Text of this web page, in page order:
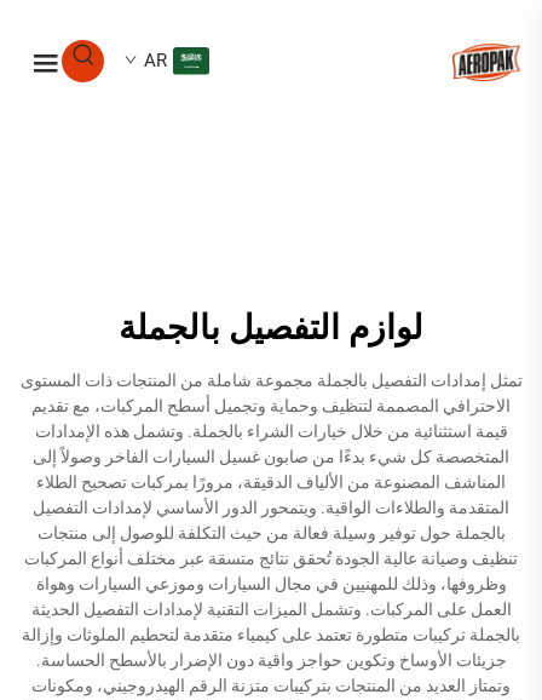
AR
لوازم التفصيل بالجملة
تمثل إمدادات التفصيل بالجملة مجموعة شاملة من المنتجات ذات المستوى
الاحترافي المصممة لتنظيف وحماية وتجميل أسطح المركبات، مع تقديم
قيمة استثنائية من خلال خيارات الشراء بالجملة. وتشمل هذه الإمدادات
المتخصصة كل شيء بدءًا من صابون غسيل السيارات الفاخر وصولاً إلى
المناشف المصنوعة من الألياف الدقيقة، مرورًا بمركبات تصحيح الطلاء
المتقدمة والطلاءات الواقية. ويتمحور الدور الأساسي لإمدادات التفصيل
بالجملة حول توفير وسيلة فعالة من حيث التكلفة للوصول إلى منتجات
تنظيف وصيانة عالية الجودة تُحقق نتائج متسقة عبر مختلف أنواع المركبات
وظروفها، وذلك للمهنيين في مجال السيارات وموزعي السيارات وهواة
العمل على المركبات. وتشمل الميزات التقنية لإمدادات التفصيل الحديثة
بالجملة تركيبات متطورة تعتمد على كيمياء متقدمة لتحطيم الملوثات وإزالة
جزيئات الأوساخ وتكوين حواجز واقية دون الإضرار بالأسطح الحساسة.
وتمتاز العديد من المنتجات بتركيبات متزنة الرقم الهيدروجيني، ومكونات